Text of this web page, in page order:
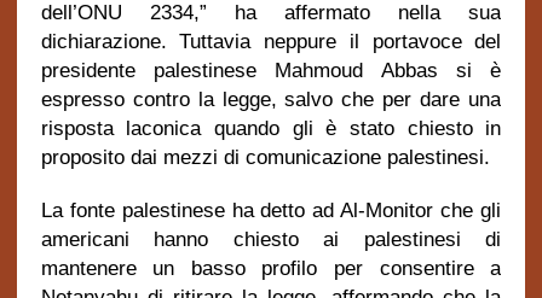
dell’ONU 2334,” ha affermato nella sua
dichiarazione. Tuttavia neppure il portavoce del
presidente palestinese Mahmoud Abbas si è
espresso contro la legge, salvo che per dare una
risposta laconica quando gli è stato chiesto in
proposito dai mezzi di comunicazione palestinesi.
La fonte palestinese ha detto ad Al-Monitor che gli
americani hanno chiesto ai palestinesi di
mantenere un basso profilo per consentire a